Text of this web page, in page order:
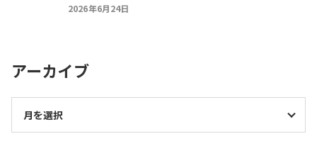
2026年6月24日
アーカイブ